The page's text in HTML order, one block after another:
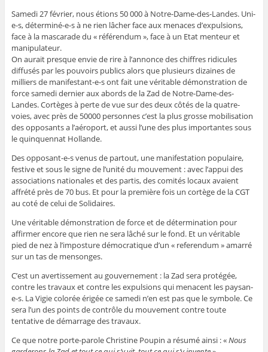
Samedi 27 février, nous étions 50 000 à Notre-Dame-des-Landes. Uni-
e-s, déterminé-e-s à ne rien lâcher face aux menaces d’expulsions,
face à la mascarade du « référendum », face à un Etat menteur et
manipulateur.
On aurait presque envie de rire à l’annonce des chiffres ridicules
diffusés par les pouvoirs publics alors que plusieurs dizaines de
milliers de manifestant-e-s ont fait une véritable démonstration de
force samedi dernier aux abords de la Zad de Notre-Dame-des-
Landes. Cortèges à perte de vue sur des deux côtés de la quatre-
voies, avec près de 50000 personnes c’est la plus grosse mobilisation
des opposants a l’aéroport, et aussi l’une des plus importantes sous
le quinquennat Hollande.
Des opposant-e-s venus de partout, une manifestation populaire,
festive et sous le signe de l’unité du mouvement : avec l’appui des
associations nationales et des partis, des comités locaux avaient
affrété près de 70 bus. Et pour la première fois un cortège de la CGT
au coté de celui de Solidaires.
Une véritable démonstration de force et de détermination pour
affirmer encore que rien ne sera lâché sur le fond. Et un véritable
pied de nez à l’imposture démocratique d’un « referendum » amarré
sur un tas de mensonges.
C’est un avertissement au gouvernement : la Zad sera protégée,
contre les travaux et contre les expulsions qui menacent les paysan-
e-s. La Vigie colorée érigée ce samedi n’en est pas que le symbole. Ce
sera l’un des points de contrôle du mouvement contre toute
tentative de démarrage des travaux.
Ce que notre porte-parole Christine Poupin a résumé ainsi : «Nous